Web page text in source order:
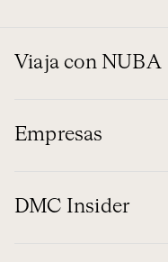
Viaja con NUBA
Empresas
DMC Insider